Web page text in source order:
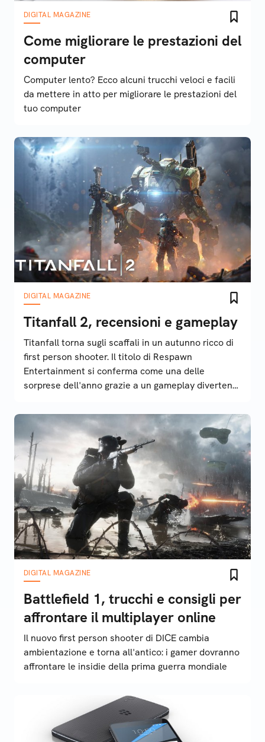
DIGITAL MAGAZINE
Come migliorare le prestazioni del
computer
Computer lento? Ecco alcuni trucchi veloci e facili
da mettere in atto per migliorare le prestazioni del
tuo computer
DIGITAL MAGAZINE
Titanfall 2, recensioni e gameplay
Titanfall torna sugli scaffali in un autunno ricco di
first person shooter. Il titolo di Respawn
Entertainment si conferma come una delle
sorprese dell'anno grazie a un gameplay divertente
DIGITAL MAGAZINE
Battlefield 1, trucchi e consigli per
affrontare il multiplayer online
Il nuovo first person shooter di DICE cambia
ambientazione e torna all'antico: i gamer dovranno
affrontare le insidie della prima guerra mondiale